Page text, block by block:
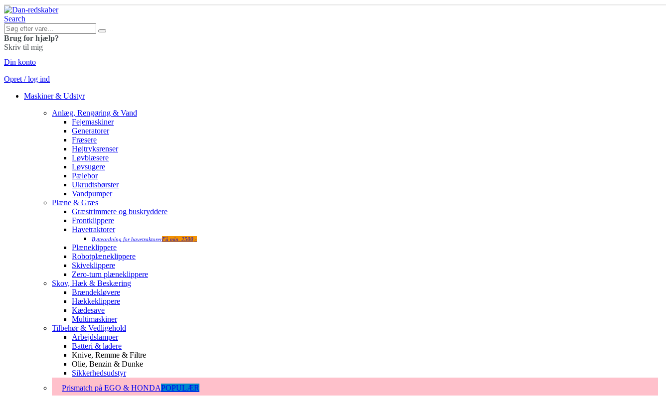
Search
Brug for hjælp?
Skriv til mig
Din konto
Opret / log ind
Maskiner & Udstyr
Anlæg, Rengøring & Vand
Fejemaskiner
Generatorer
Fræsere
Højtryksrenser
Løvblæsere
Løvsugere
Pælebor
Ukrudtsbørster
Vandpumper
Plæne & Græs
Græstrimmere og buskryddere
Frontklippere
Havetraktorer
Bytteordning for havetraktorerFå min. 2500,-
Plæneklippere
Robotplæneklippere
Skiveklippere
Zero-turn plæneklippere
Skov, Hæk & Beskæring
Brændekløvere
Hækkeklippere
Kædesave
Multimaskiner
Tilbehør & Vedligehold
Arbejdslamper
Batteri & ladere
Knive, Remme & Filtre
Olie, Benzin & Dunke
Sikkerhedsudstyr
Prismatch på EGO & HONDAPOPULÆR